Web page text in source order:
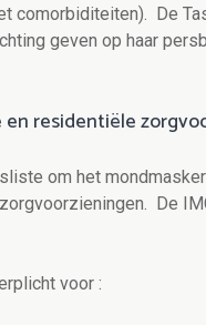
comorbiditeiten). De
geven op haar
residentiële
om het
De
voor :